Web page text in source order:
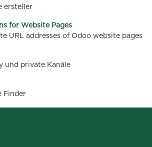
ersteller
for Website Pages
URL addresses of Odoo website pages
und private Kanäle
Finder